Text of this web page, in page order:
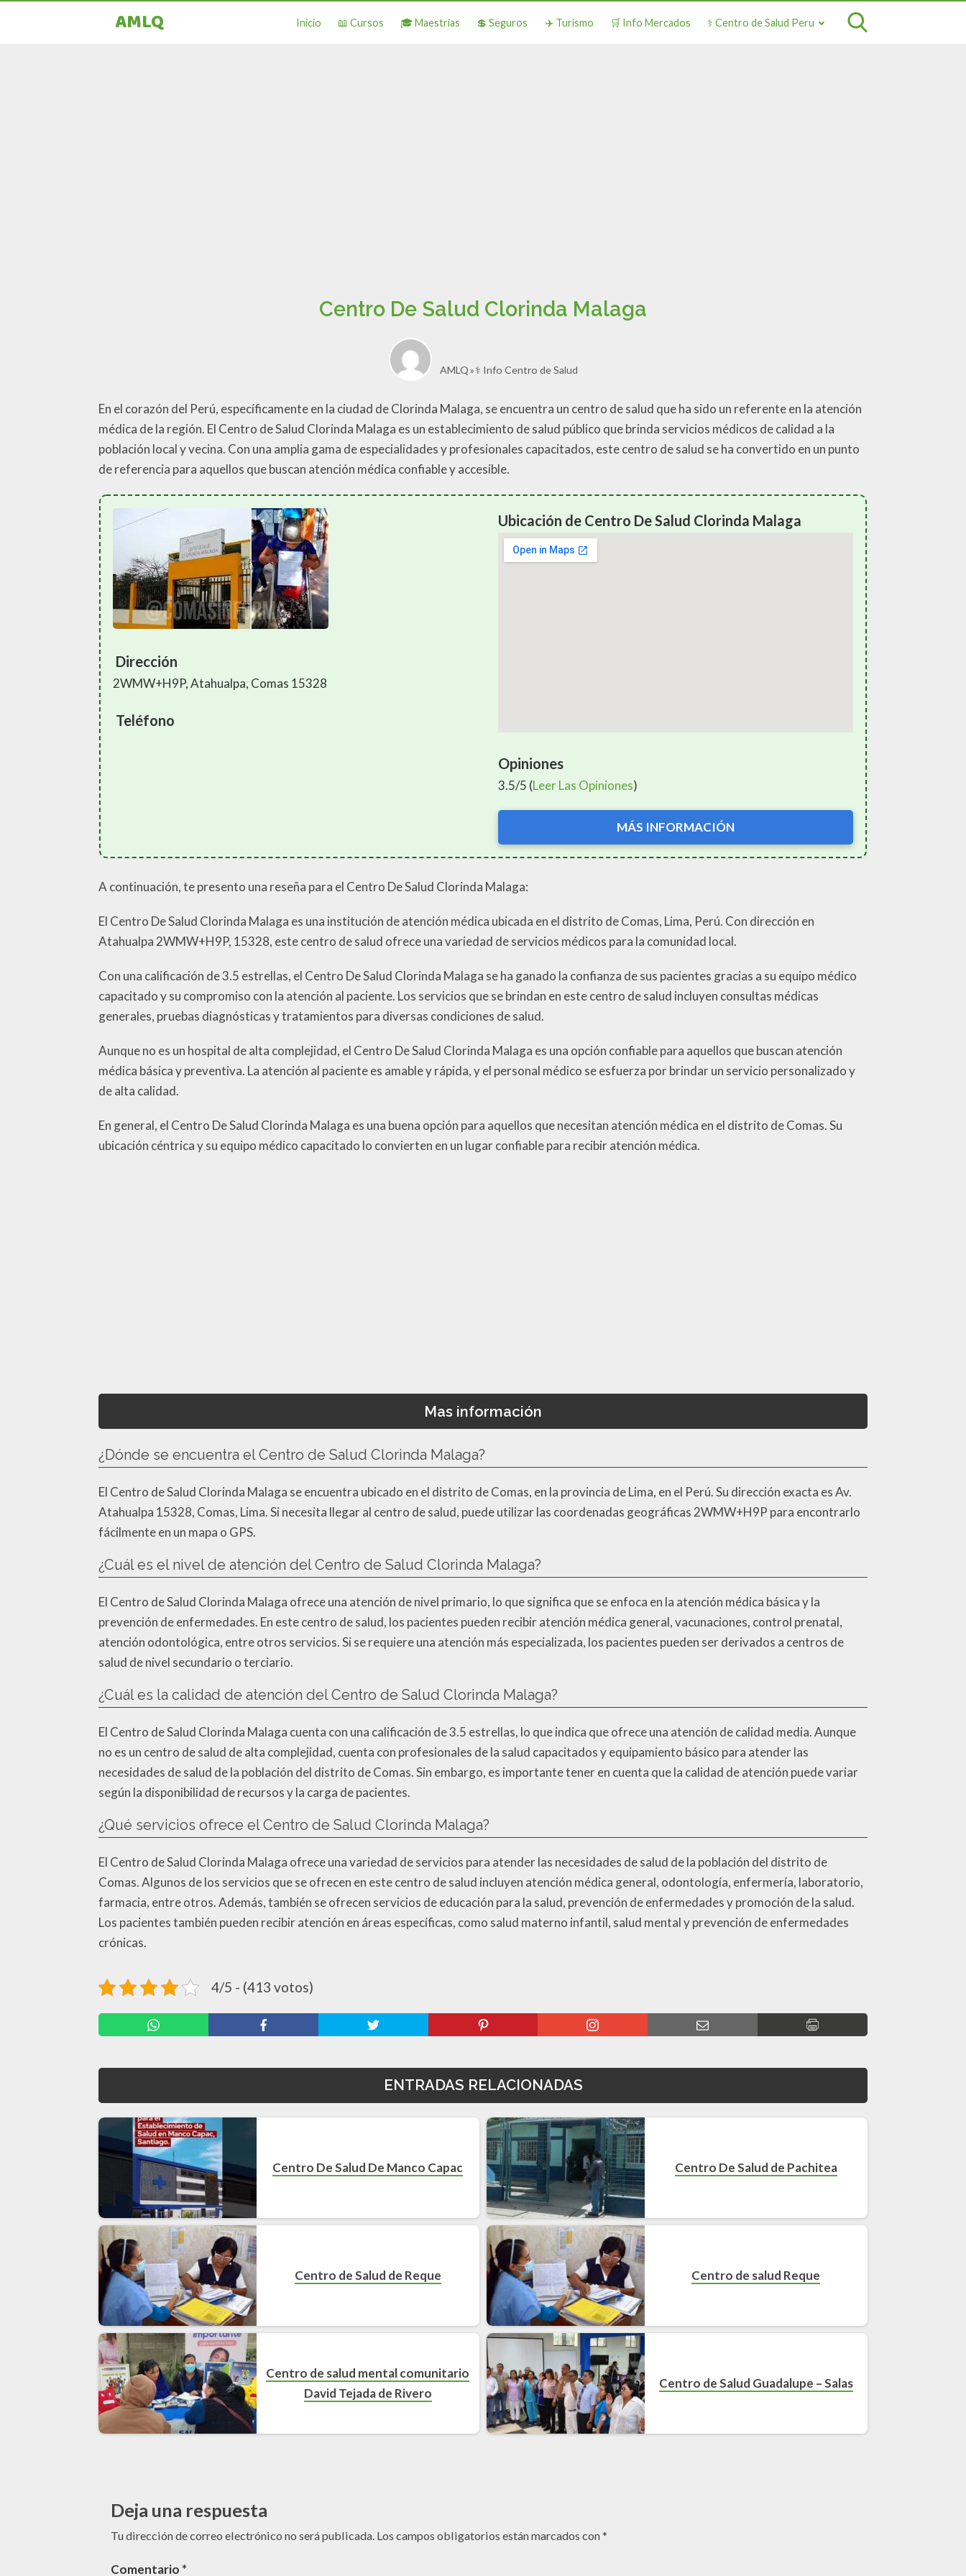
AMLQ Inicio 📖 Cursos 🎓 Maestrias 💲 Seguros ✈️ Turismo 🛒 Info Mercados ⚕️ Centro de Salud Peru
Centro De Salud Clorinda Malaga
AMLQ ⚕️ Info Centro de Salud
En el corazón del Perú, específicamente en la ciudad de Clorinda Malaga, se encuentra un centro de salud que ha sido un referente en la atención
médica de la región. El Centro de Salud Clorinda Malaga es un establecimiento de salud público que brinda servicios médicos de calidad a la
población local y vecina. Con una amplia gama de especialidades y profesionales capacitados, este centro de salud se ha convertido en un punto
de referencia para aquellos que buscan atención médica confiable y accesible.
Dirección
2WMW+H9P, Atahualpa, Comas 15328
Teléfono
Ubicación de Centro De Salud Clorinda Malaga
Opiniones
3.5/5 (Leer Las Opiniones)
MÁS INFORMACIÓN
A continuación, te presento una reseña para el Centro De Salud Clorinda Malaga:
El Centro De Salud Clorinda Malaga es una institución de atención médica ubicada en el distrito de Comas, Lima, Perú. Con dirección en
Atahualpa 2WMW+H9P, 15328, este centro de salud ofrece una variedad de servicios médicos para la comunidad local.
Con una calificación de 3.5 estrellas, el Centro De Salud Clorinda Malaga se ha ganado la confianza de sus pacientes gracias a su equipo médico
capacitado y su compromiso con la atención al paciente. Los servicios que se brindan en este centro de salud incluyen consultas médicas
generales, pruebas diagnósticas y tratamientos para diversas condiciones de salud.
Aunque no es un hospital de alta complejidad, el Centro De Salud Clorinda Malaga es una opción confiable para aquellos que buscan atención
médica básica y preventiva. La atención al paciente es amable y rápida, y el personal médico se esfuerza por brindar un servicio personalizado y
de alta calidad.
En general, el Centro De Salud Clorinda Malaga es una buena opción para aquellos que necesitan atención médica en el distrito de Comas. Su
ubicación céntrica y su equipo médico capacitado lo convierten en un lugar confiable para recibir atención médica.
Mas información
¿Dónde se encuentra el Centro de Salud Clorinda Malaga?
El Centro de Salud Clorinda Malaga se encuentra ubicado en el distrito de Comas, en la provincia de Lima, en el Perú. Su dirección exacta es Av.
Atahualpa 15328, Comas, Lima. Si necesita llegar al centro de salud, puede utilizar las coordenadas geográficas 2WMW+H9P para encontrarlo
fácilmente en un mapa o GPS.
¿Cuál es el nivel de atención del Centro de Salud Clorinda Malaga?
El Centro de Salud Clorinda Malaga ofrece una atención de nivel primario, lo que significa que se enfoca en la atención médica básica y la
prevención de enfermedades. En este centro de salud, los pacientes pueden recibir atención médica general, vacunaciones, control prenatal,
atención odontológica, entre otros servicios. Si se requiere una atención más especializada, los pacientes pueden ser derivados a centros de
salud de nivel secundario o terciario.
¿Cuál es la calidad de atención del Centro de Salud Clorinda Malaga?
El Centro de Salud Clorinda Malaga cuenta con una calificación de 3.5 estrellas, lo que indica que ofrece una atención de calidad media. Aunque
no es un centro de salud de alta complejidad, cuenta con profesionales de la salud capacitados y equipamiento básico para atender las
necesidades de salud de la población del distrito de Comas. Sin embargo, es importante tener en cuenta que la calidad de atención puede variar
según la disponibilidad de recursos y la carga de pacientes.
¿Qué servicios ofrece el Centro de Salud Clorinda Malaga?
El Centro de Salud Clorinda Malaga ofrece una variedad de servicios para atender las necesidades de salud de la población del distrito de
Comas. Algunos de los servicios que se ofrecen en este centro de salud incluyen atención médica general, odontología, enfermería, laboratorio,
farmacia, entre otros. Además, también se ofrecen servicios de educación para la salud, prevención de enfermedades y promoción de la salud.
Los pacientes también pueden recibir atención en áreas específicas, como salud materno infantil, salud mental y prevención de enfermedades
crónicas.
4/5 - (413 votos)
ENTRADAS RELACIONADAS
Centro De Salud De Manco Capac Centro De Salud de Pachitea
Centro de Salud de Reque Centro de salud Reque
Centro de salud mental comunitario
David Tejada de Rivero
Centro de Salud Guadalupe – Salas
Deja una respuesta
Tu dirección de correo electrónico no será publicada. Los campos obligatorios están marcados con*
Comentario *